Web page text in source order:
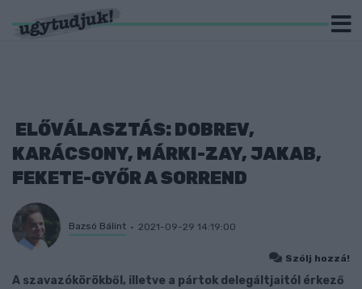
ELŐVÁLASZTÁS: DOBREV,
KARÁCSONY, MÁRKI-ZAY, JAKAB,
FEKETE-GYŐR A SORREND
Bazsó Bálint 2021-09-29 14:19:00
Szólj hozzá!
A szavazókörökből, illetve a pártok delegáltjaitól érkező